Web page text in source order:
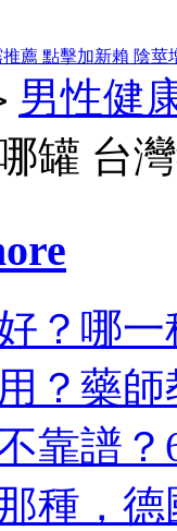
薦 點擊加新賴 陰莖
男性健
罐 台
？哪
？藥
靠譜？
種，